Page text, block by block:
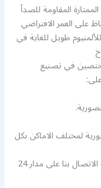
المقاومة للصدأ
على العمر الافتراضي
طويل للغاية في
في تصنيع
لمختلف الاماكن بكل
يمكن لكافة عملائنا في المنصورية أو الكويت الاتصال بنا على مدار 24